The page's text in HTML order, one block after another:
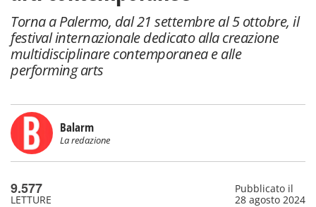
Torna a Palermo, dal 21 settembre al 5 ottobre, il
festival internazionale dedicato alla creazione
multidisciplinare contemporanea e alle
performing arts
Balarm
La redazione
9.577
LETTURE
Pubblicato il
28 agosto 2024